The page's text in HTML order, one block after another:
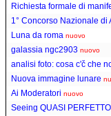
Richiesta formale di
1° Concorso Nazionale di
Luna da roma nuovo
galassia ngc2903 nuovo
analisi foto: cosa c'č che
Nuova immagine lunare
Ai Moderatori nuovo
Seeing QUASI